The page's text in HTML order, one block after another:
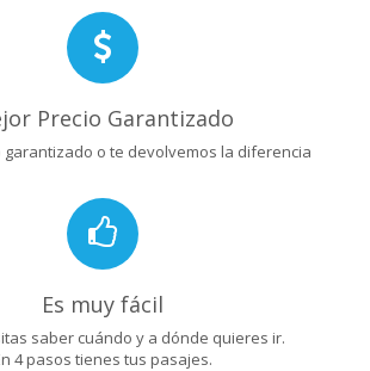
Precio Garantizado
garantizado o te devolvemos la diferencia
Es muy fácil
saber cuándo y a dónde quieres ir.
4 pasos tienes tus pasajes.